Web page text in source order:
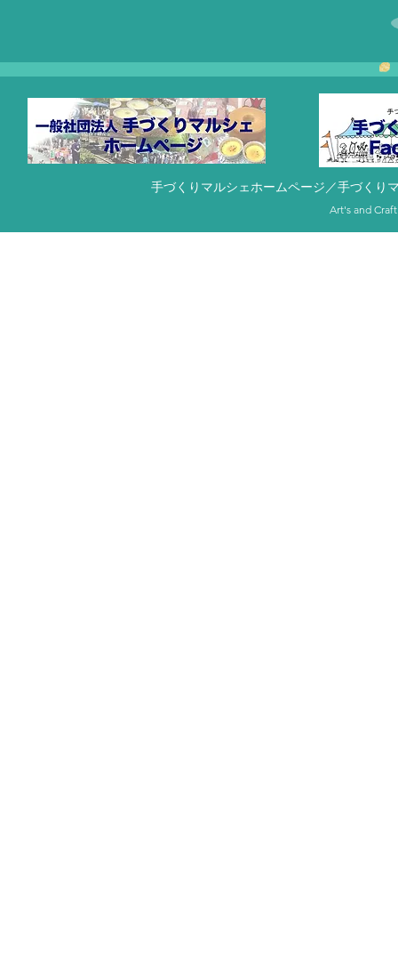
Art's and
手づくりマルシェホームページ ／手づくり